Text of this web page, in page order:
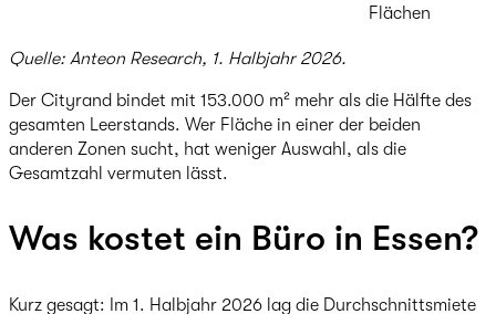
Flächen
Quelle: Anteon Research, 1. Halbjahr 2026.
Der Cityrand bindet mit 153.000 m² mehr als die Hälfte des
gesamten Leerstands. Wer Fläche in einer der beiden
anderen Zonen sucht, hat weniger Auswahl, als die
Gesamtzahl vermuten lässt.
Was kostet ein Büro in Essen?
Kurz gesagt: Im 1. Halbjahr 2026 lag die Durchschnittsmiete